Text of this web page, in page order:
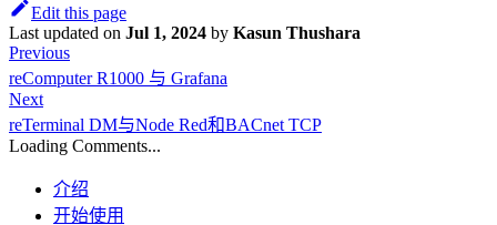
Edit this page
Last updated on Jul 1, 2024 by Kasun Thushara
Previous
reComputer R1000 与 Grafana
Next
reTerminal DM与Node Red和BACnet TCP
Loading Comments...
介绍
开始使用